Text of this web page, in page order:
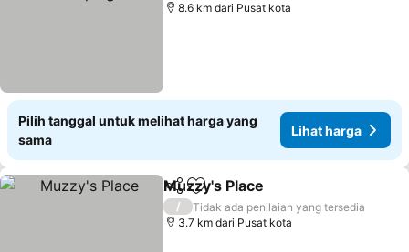
8.6 km dari Pusat kota
Pilih tanggal untuk melihat harga yang
sama
Lihat harga
BagikanTambahkan ke favorit
Muzzy's Place
/
Tidak ada penilaian yang tersedia
3.7 km dari Pusat kota